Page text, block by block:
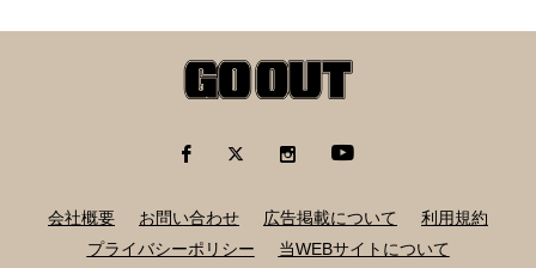
会社概要 お問い合わせ 広告掲載について
利用規約
プライバシーポリシー
当WEBサイトについて